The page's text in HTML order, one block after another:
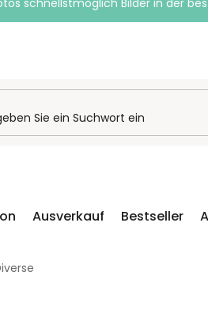
schnellstmöglich Bilder in der
Ausverkauf Bestseller